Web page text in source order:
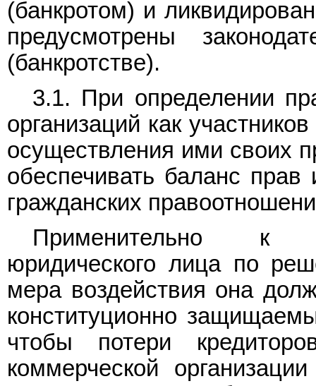
(банкротом) и
предусмотрены
(банкротстве).
3.1. При определении
организаций как
осуществления ими своих
обеспечивать баланс прав
гражданских
Применительно к
юридического лица по
мера воздействия она
конституционно
чтобы потери
коммерческой